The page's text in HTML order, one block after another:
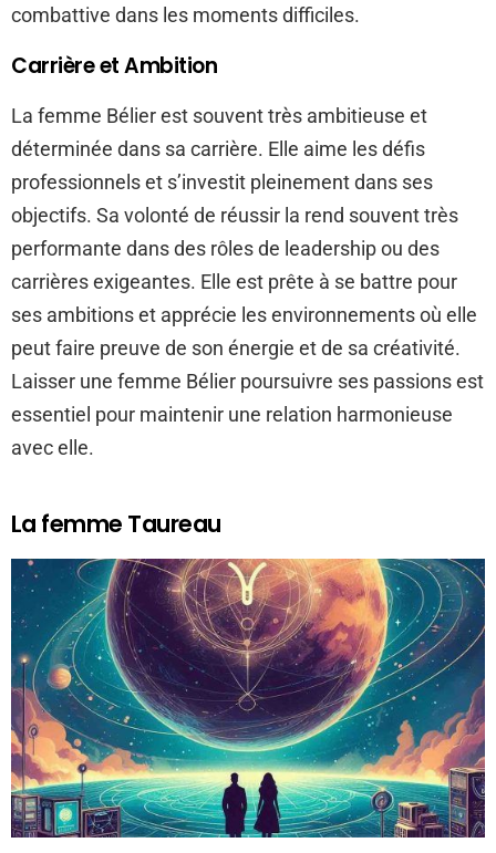
combattive dans les moments difficiles.
Carrière et Ambition
La femme Bélier est souvent très ambitieuse et
déterminée dans sa carrière. Elle aime les défis
professionnels et s’investit pleinement dans ses
objectifs. Sa volonté de réussir la rend souvent très
performante dans des rôles de leadership ou des
carrières exigeantes. Elle est prête à se battre pour
ses ambitions et apprécie les environnements où elle
peut faire preuve de son énergie et de sa créativité.
Laisser une femme Bélier poursuivre ses passions est
essentiel pour maintenir une relation harmonieuse
avec elle.
La femme Taureau